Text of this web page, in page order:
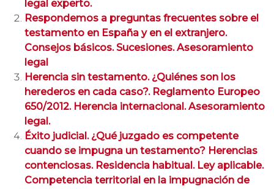
legal experto.
Respondemos a preguntas frecuentes sobre el
testamento en España y en el extranjero.
Consejos básicos. Sucesiones. Asesoramiento
legal
Herencia sin testamento. ¿Quiénes son los
herederos en cada caso?. Reglamento Europeo
650/2012. Herencia internacional. Asesoramiento
legal.
Éxito judicial. ¿Qué juzgado es competente
cuando se impugna un testamento? Herencias
contenciosas. Residencia habitual. Ley aplicable.
Competencia territorial en la impugnación de